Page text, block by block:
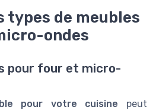
types de meubles
ondes
pour four et micro-
pour votre cuisine peut